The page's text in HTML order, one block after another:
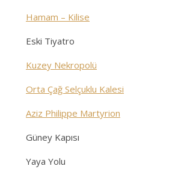
Hamam – Kilise
Eski Tiyatro
Kuzey Nekropolü
Orta Çağ Selçuklu Kalesi
Aziz Philippe Martyrion
Güney Kapısı
Yaya Yolu